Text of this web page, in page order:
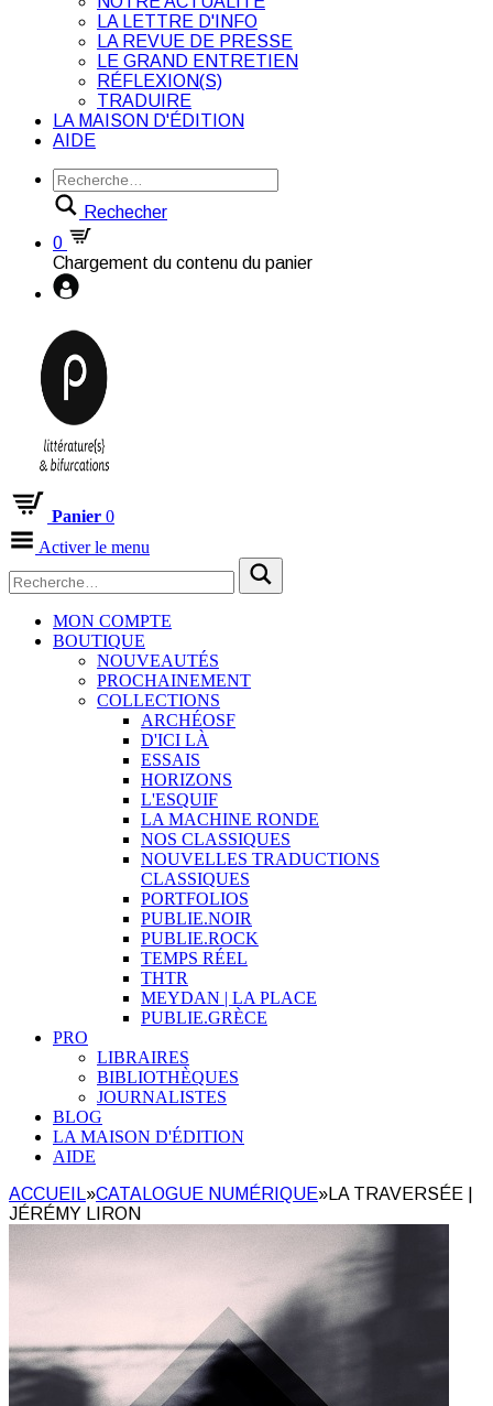
LA LETTRE D'INFO
LA REVUE DE PRESSE
LE GRAND ENTRETIEN
RÉFLEXION(S)
TRADUIRE
LA MAISON D'ÉDITION
AIDE
Rechecher
0
Chargement du contenu du panier
Panier 0
Activer le menu
MON COMPTE
BOUTIQUE
NOUVEAUTÉS
PROCHAINEMENT
COLLECTIONS
ARCHÉOSF
D'ICI LÀ
ESSAIS
HORIZONS
L'ESQUIF
LA MACHINE RONDE
NOS CLASSIQUES
NOUVELLES TRADUCTIONS
CLASSIQUES
PORTFOLIOS
PUBLIE.NOIR
PUBLIE.ROCK
TEMPS RÉEL
THTR
MEYDAN | LA PLACE
PUBLIE.GRÈCE
PRO
LIBRAIRES
BIBLIOTHÈQUES
JOURNALISTES
BLOG
LA MAISON D'ÉDITION
AIDE
ACCUEIL»CATALOGUE NUMÉRIQUE» LA TRAVERSÉE |
JÉRÉMY LIRON